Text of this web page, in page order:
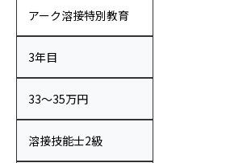
アーク溶接特別教育
3年目
33〜35万円
溶接技能士2級